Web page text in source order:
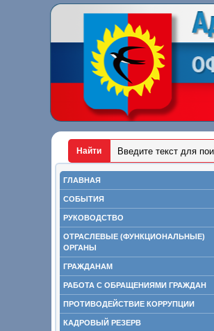
ГЛАВНАЯ
СОБЫТИЯ
РУКОВОДСТВО
ОТРАСЛЕВЫЕ (ФУНКЦИОНАЛЬНЫЕ)
ОРГАНЫ
ГРАЖДАНАМ
РАБОТА С ОБРАЩЕНИЯМИ ГРАЖДАН
ПРОТИВОДЕЙСТВИЕ КОРРУПЦИИ
КАДРОВЫЙ РЕЗЕРВ